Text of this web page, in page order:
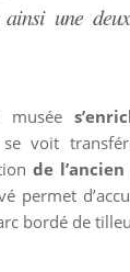
une
voit
de
permet
bordé de